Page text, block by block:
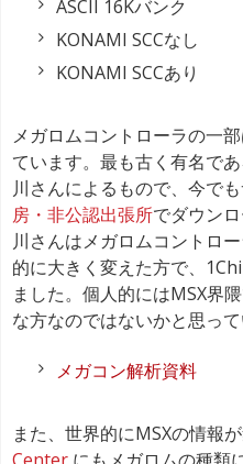
ASCII 16Kバンク
KONAMI SCCなし
KONAMI SCCあり
メガロムコントローラの一
ています。最も古く有名で
川さんによるもので、今で
房・非公認出張所でダウン
川さんはメガロムコントロ
的に大きく変えた方で、
ました。個人的にはMSX界
な方なのではないかと思って
メガコン解析資料
また、世界的にMSXの情報